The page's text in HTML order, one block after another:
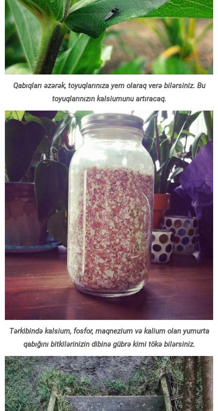
Qabıqları əzərək, toyuqlarınıza yem olaraq verə bilərsiniz. Bu
toyuqlarınızın kalsiumunu artıracaq.
Tərkibində kalsium, fosfor, maqnezium və kalium olan yumurta
qabığını bitkilərinizin dibinə gübrə kimi tökə bilərsiniz.